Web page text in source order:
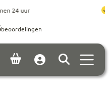
Ga naar hoofdinhoud
Ga naar footer
ophalen en huur
beoordelingen
Account